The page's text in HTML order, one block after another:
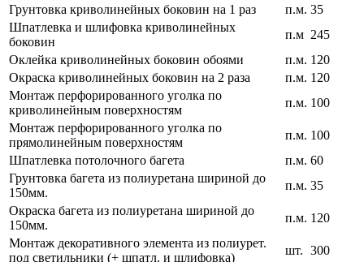
Грунтовка криволинейных боковин на 1 раз
п.м. 35
Шпатлевка и шлифовка криволинейных
боковин
п.м 245
Оклейка криволинейных боковин обоями
п.м. 120
Окраска криволинейных боковин на 2 раза
п.м. 120
Монтаж перфорированного уголка по
криволинейным поверхностям
п.м. 100
Монтаж перфорированного уголка по
прямолинейным поверхностям
п.м. 100
Шпатлевка потолочного багета
п.м. 60
Грунтовка багета из полиуретана шириной до
150мм.
п.м. 35
Окраска багета из полиуретана шириной до
150мм.
п.м. 120
Монтаж декоративного элемента из полиурет.
под светильники (+ шпатл. и шлифовка)
шт. 300